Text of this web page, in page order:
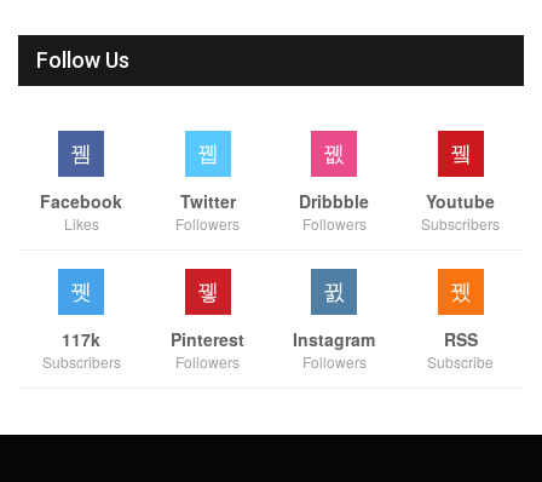
Follow Us
Facebook
Likes
Twitter
Followers
Dribbble
Followers
Youtube
Subscribers
117k
Subscribers
Pinterest
Followers
Instagram
Followers
RSS
Subscribe